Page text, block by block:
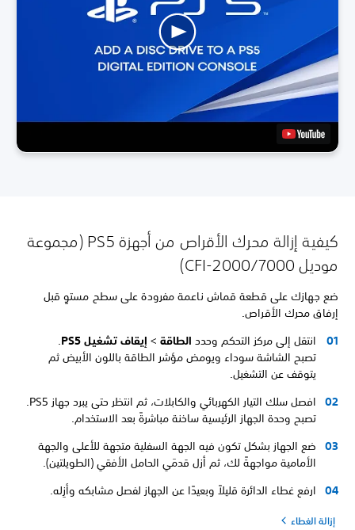
كيفية إزالة محرك الأقراص من أجهزة PS5 (مجموعة
موديل CFI-2000/7000)
ضع جهازك على قطعة قماش ناعمة مفرودة على سطح مستوٍ قبل
إرفاق محرك الأقراص.
انتقل إلى مركز التحكم وحدد الطاقة > إيقاف تشغيل PS5
.
تصبح الشاشة سوداء ويومض مؤشر الطاقة باللون الأبيض ثم
يتوقف عن التشغيل.
افصل سلك التيار الكهربائي والكابلات، ثم انتظر حتى يبرد جهاز PS5.
تصبح وحدة الجهاز الرئيسية ساخنة مباشرةً بعد الاستخدام.
ضع الجهاز بشكل تكون فيه الجهة السفلية متجهة للأعلى والجهة
الأمامية مواجهةً لك، ثم أزل قدمَي الحامل الأفقي (الطويلتين).
ارفع غطاء الدائرة قليلاً وبعيدًا عن الجهاز لفصل مشابكه وأزِله.
إزالة الغطاء